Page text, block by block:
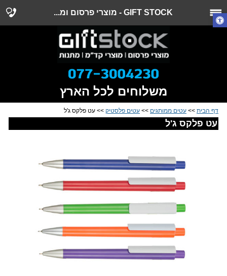
GIFT STOCK - מוצרי פרסום ומ...
משלוחים לכל הארץ
דף הבית >> עטים ממותגים >> עטים פלסטיק >> עט פלקס ג'ל
עט פלקס ג'ל